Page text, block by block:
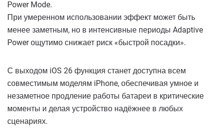
Power Mode.
При умеренном использовании эффект может быть
менее заметным, но в интенсивные периоды Adaptive
Power ощутимо снижает риск «быстрой посадки».
С выходом iOS 26 функция станет доступна всем
совместимым моделям iPhone, обеспечивая умное и
незаметное продление работы батареи в критические
моменты и делая устройство надёжнее в любых
сценариях.